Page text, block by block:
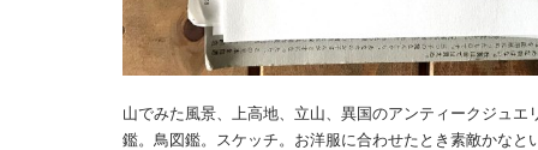
山でみた風景、上高地、立山、異国のアンティークジュ
鑑。鳥図鑑。スケッチ。お洋服に合わせたとき素敵かなと